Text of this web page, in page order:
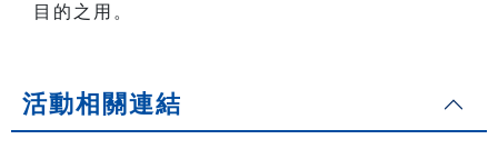
目的之用。
活動相關連結